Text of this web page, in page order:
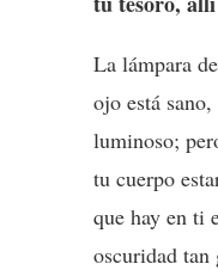
La lámpara
ojo está
luminoso;
tu cuerpo
que hay en ti
oscuridad tan